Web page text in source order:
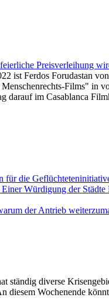
Preisverleihung
ist Ferdos Forudastan
Films" in
darauf im Casablanca
für die
Einer Würdigung der
der Antrieb
ständig diverse
diesem Wochenende